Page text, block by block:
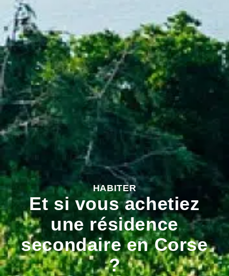
HABITER
Et si vous achetiez
une résidence
secondaire en Corse
?